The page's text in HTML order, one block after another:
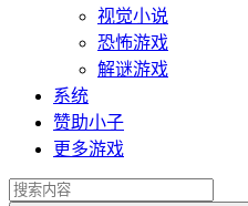
视觉小说
恐怖游戏
解谜游戏
系统
赞助小子
更多游戏